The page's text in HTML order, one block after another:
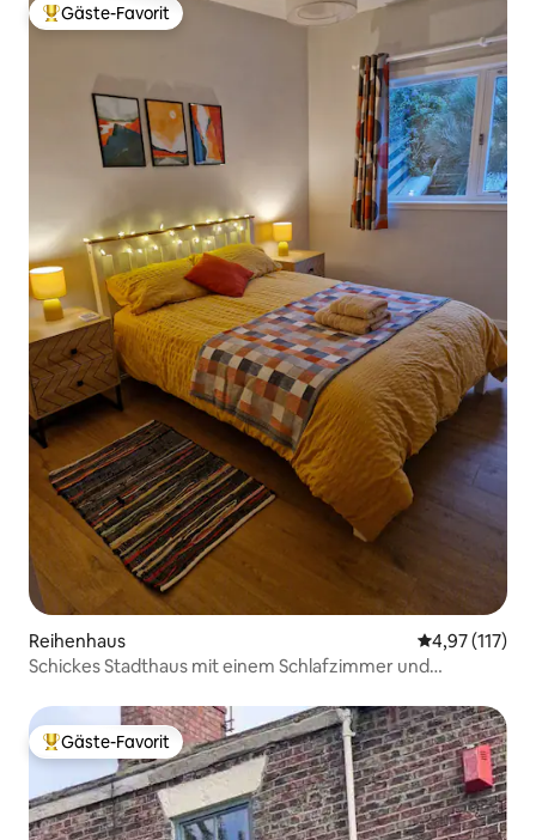
Beliebter Gäste-Favorit.
Gäste-Favorit
Reihenhaus
4,97 (117)
Schickes Stadthaus mit einem Schlafzimmer und
Beliebter Gäste-Favorit.
Gäste-Favorit